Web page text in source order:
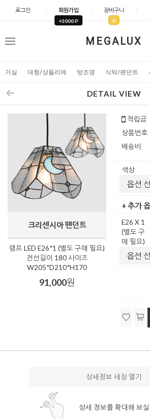
로그인 회원가입
+3000 P
장바구니
0
MEGALUX
메
거실 대형/샹들리에 방조명 식탁/팬던트
DETAIL VIEW
크리센시아 팬던트
램프 LED E26*1 (별도 구매 필요)
전선길이 180 사이즈
W205*D210*H170
91,000원
적립금
상품번호
배송비
색상
+ 추가
E26 X 1
(별도 구
매 필요)
상세정보 새창 열기
상세 정보를 확대해 보